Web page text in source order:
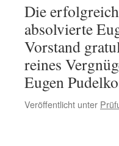
Die
absolvierte
Vorstand
reines
Eugen
Veröffentlicht unter